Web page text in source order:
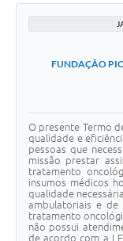
FUNDAÇÃO
O presente Termo
qualidade e
pessoas que
missão prestar
tratamento
insumos médicos
qualidade
ambulatoriais e de
tratamento
não possui
de acordo com a